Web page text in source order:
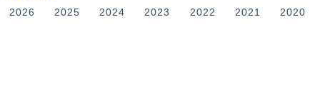
2026
2025 2024 2023 2022 2021 2020